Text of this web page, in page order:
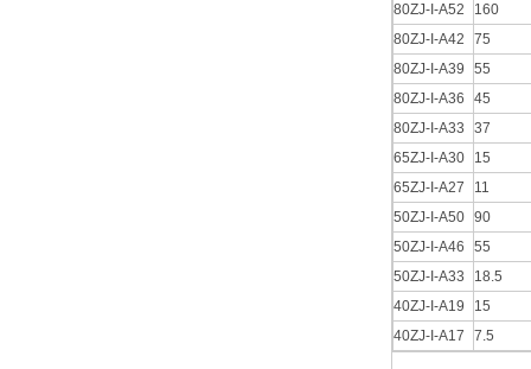
80ZJ-I-A52
160
80ZJ-I-A42
75
80ZJ-I-A39
55
80ZJ-I-A36
45
80ZJ-I-A33
37
65ZJ-I-A30
15
65ZJ-I-A27
11
50ZJ-I-A50 90
50ZJ-I-A46
55
50ZJ-I-A33
18.5
40ZJ-I-A19
15
40ZJ-I-A17
7.5